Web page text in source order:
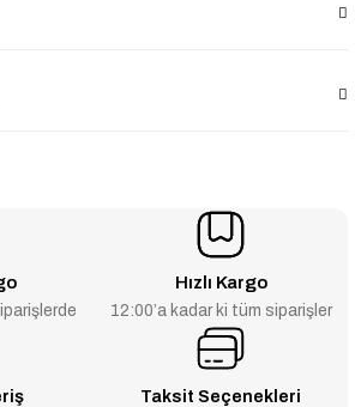
Hızlı Kargo
12:00’a kadar ki tüm siparişler
Taksit Seçenekleri